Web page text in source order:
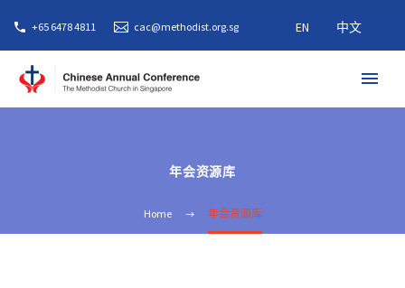
+65 6478 4811 cac@methodist.org.sg EN 中文
年会资源库
Home 年会资源库